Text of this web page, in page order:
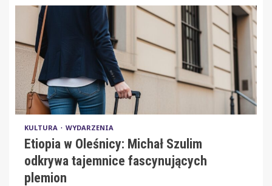
KULTURA WYDARZENIA
Etiopia w Oleśnicy: Michał Szulim
odkrywa tajemnice fascynujących
plemion